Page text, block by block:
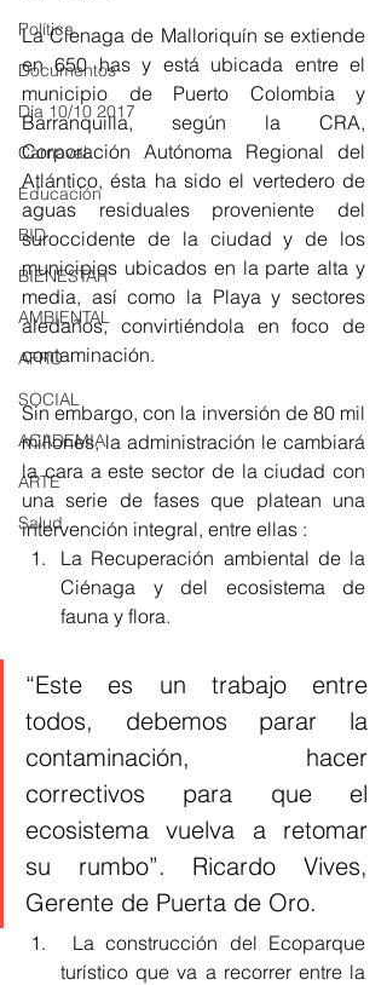
Política
Documentos
Día 10/10 2017
Carnaval
Educación
BID
BIENESTAR
AMBIENTAL
AFRO
SOCIAL
ACADEMIA
ARTE
Salud
La Cíenaga de Malloriquín se extiende
en 650 has y está ubicada entre el
municipio de Puerto Colombia y
Barranquilla, según la CRA,
Corporación Autónoma Regional del
Atlántico, ésta ha sido el vertedero de
aguas residuales proveniente del
suroccidente de la ciudad y de los
municipios ubicados en la parte alta y
media, así como la Playa y sectores
aledaños, convirtiéndola en foco de
contaminación.
Sin embargo, con la inversión de 80 mil
millones, la administración le cambiará
la cara a este sector de la ciudad con
una serie de fases que platean una
intervención integral, entre ellas :
La Recuperación ambiental de la
Ciénaga y del ecosistema de
fauna y flora.
“Este es un trabajo entre
todos, debemos parar la
contaminación, hacer
correctivos para que el
ecosistema vuelva a retomar
su rumbo”. Ricardo Vives,
Gerente de Puerta de Oro.
turístico que va a recorrer entre la